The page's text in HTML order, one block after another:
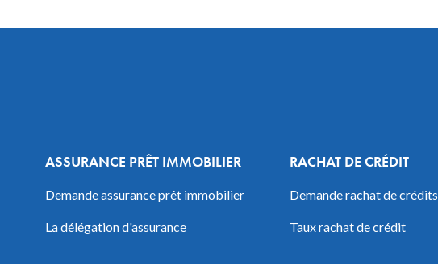
ASSURANCE PRÊT IMMOBILIER
Demande assurance prêt immobilier
La délégation d'assurance
RACHAT DE CRÉDIT
Demande rachat de crédits
Taux rachat de crédit